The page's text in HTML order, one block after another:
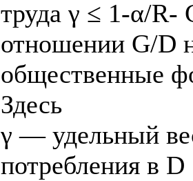
труда γ ≤ 1-α/R-
отношении G/D
общественные
Здесь
γ — удельный
потребления в D